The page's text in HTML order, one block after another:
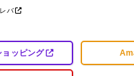
バ
ッピング